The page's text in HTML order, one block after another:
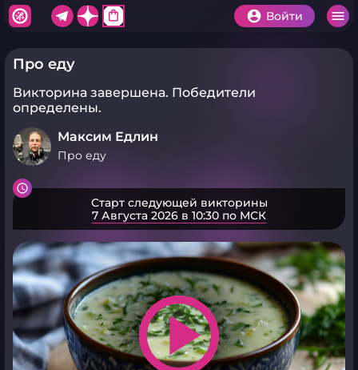
shopping_bag Войти
Про еду
Викторина завершена. Победители
определены.
Максим Едлин
Про еду
Старт следующей викторины
7 Августа 2026 в 10:30 по МСК
play_arrow